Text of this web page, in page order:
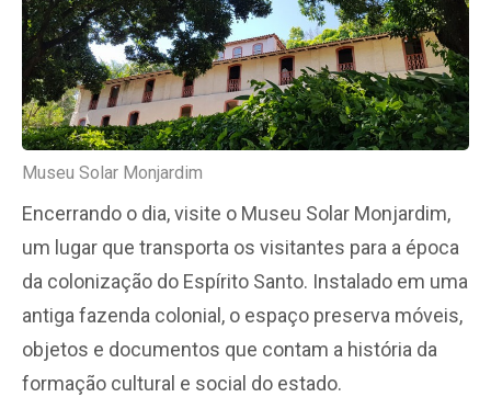
Museu Solar Monjardim
Encerrando o dia, visite o Museu Solar Monjardim,
um lugar que transporta os visitantes para a época
da colonização do Espírito Santo. Instalado em uma
antiga fazenda colonial, o espaço preserva móveis,
objetos e documentos que contam a história da
formação cultural e social do estado.